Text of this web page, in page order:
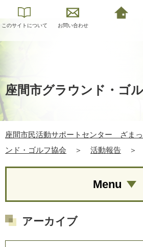
このサイトについて お問い合わせ
座間市グラウンド・ゴ
座間市民活動サポートセンター ざまっ
ンド・ゴルフ協会
＞ 活動報告 ＞
Menu
アーカイブ